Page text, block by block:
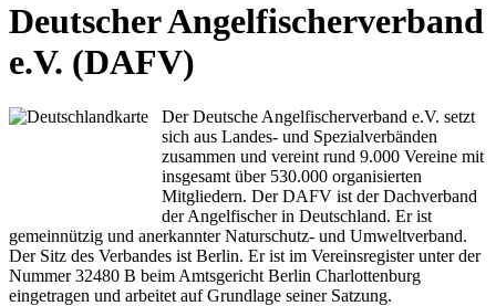
Deutscher Angelfischerverband
e.V. (DAFV)
Der Deutsche Angelfischerverband e.V. setzt
sich aus Landes- und Spezialverbänden
zusammen und vereint rund 9.000 Vereine mit
insgesamt über 530.000 organisierten
Mitgliedern. Der DAFV ist der Dachverband
der Angelfischer in Deutschland. Er ist
gemeinnützig und anerkannter Naturschutz- und Umweltverband.
Der Sitz des Verbandes ist Berlin. Er ist im Vereinsregister unter der
Nummer 32480 B beim Amtsgericht Berlin Charlottenburg
eingetragen und arbeitet auf Grundlage seiner Satzung.